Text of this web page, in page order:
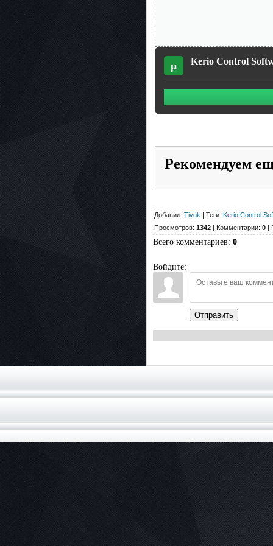
µ Kerio Control
Рекомендуем
Добавил: Tivok | Теги: Kerio Control
Просмотров: 1342 | Комментарии: 0 |
Всего комментариев: 0
Войдите:
Отправить